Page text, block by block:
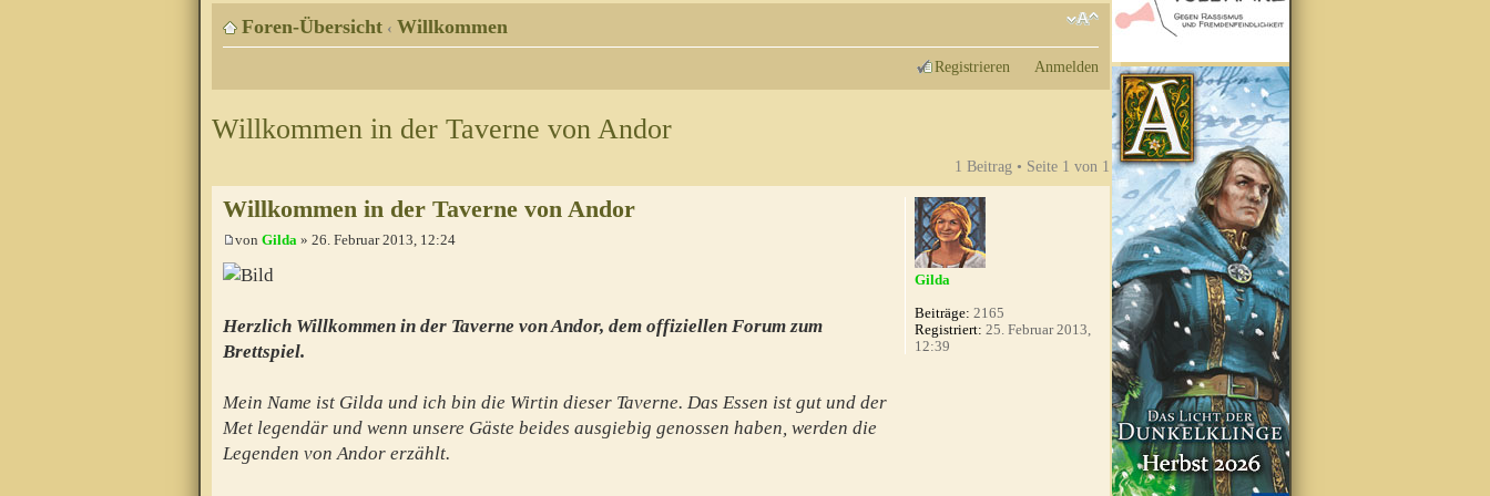
Foren-Übersicht ‹ Willkommen
Registrieren Anmelden
Willkommen in der Taverne von Andor
1 Beitrag • Seite 1 von 1
Willkommen in der Taverne von Andor
von Gilda » 26. Februar 2013, 12:24
Herzlich Willkommen in der Taverne von Andor, dem offiziellen Forum zum
Brettspiel.
Mein Name ist Gilda und ich bin die Wirtin dieser Taverne. Das Essen ist gut und der
Met legendär und wenn unsere Gäste beides ausgiebig genossen haben, werden die
Legenden von Andor erzählt.
Gilda
Beiträge: 2165
Registriert: 25. Februar 2013,
12:39